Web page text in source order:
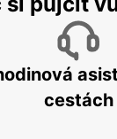
NORDSTADT
- GERMANY
cestách